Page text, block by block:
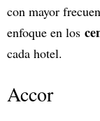
con mayor
enfoque en los
cada hotel.
Accor